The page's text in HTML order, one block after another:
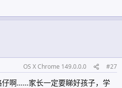
OS X Chrome 149.0.0.0 #27
仔啊……家长一定要睇好孩子，学